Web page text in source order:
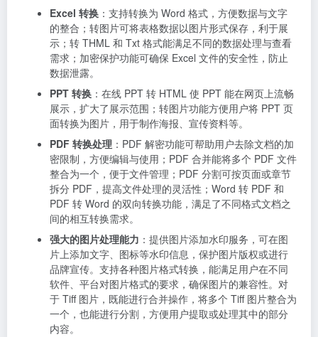
Excel 转换 ：支持转换为 Word 格式，方便数据与文字
的整合；转图片可将表格数据以图片形式保存，利于展
示；转 THML 和 Txt 格式能满足不同的数据处理与查看
需求；加密保护功能可确保 Excel 文件的安全性，防止
数据泄露。
PPT 转换 ：在线 PPT 转 HTML 使 PPT 能在网页上流畅
展示，扩大了展示范围；转图片功能方便用户将 PPT 页
面转换为图片，用于制作海报、宣传资料等。
PDF 转换处理 ：PDF 解密功能可帮助用户去除文档的加
密限制，方便编辑与使用；PDF 合并能将多个 PDF 文件
整合为一个，便于文件管理；PDF 分割可按页面或章节
拆分 PDF，提高文件处理的灵活性；Word 转 PDF 和
PDF 转 Word 的双向转换功能，满足了不同格式文档之
间的相互转换需求。
强大的图片处理能力 ：提供图片添加水印服务，可在图
片上添加文字、图标等水印信息，保护图片版权或进行
品牌宣传。支持各种图片格式转换，能满足用户在不同
软件、平台对图片格式的要求，确保图片的兼容性。对
于 Tiff 图片，既能进行合并操作，将多个 Tiff 图片整合为
一个，也能进行分割，方便用户提取或处理其中的部分
内容。